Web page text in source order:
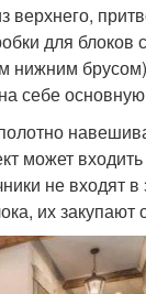
верхнего,
для блоков
нижним
себе
может
не входят в
их закупают